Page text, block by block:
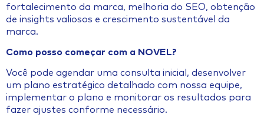
fortalecimento da marca, melhoria do SEO, obtenção
de insights valiosos e crescimento sustentável da
marca.
Como posso começar com a NOVEL?
Você pode agendar uma consulta inicial, desenvolver
um plano estratégico detalhado com nossa equipe,
implementar o plano e monitorar os resultados para
fazer ajustes conforme necessário.